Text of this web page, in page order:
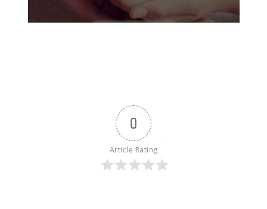
0
Article Rating